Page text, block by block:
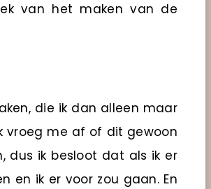
van het maken van de
die ik dan alleen maar
vroeg me af of dit gewoon
dus ik besloot dat als ik er
en ik er voor zou gaan. En